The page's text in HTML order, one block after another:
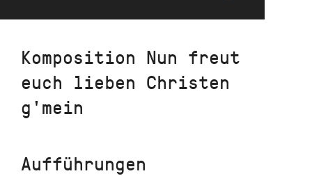
Direkt
Inhalt
Komposition Nun freut
euch lieben Christen
g'mein
Aufführungen